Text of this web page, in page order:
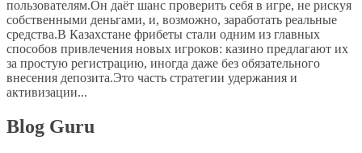
пользователям.Он даёт шанс проверить себя в игре, не рискуя
собственными деньгами, и, возможно, заработать реальные
средства.В Казахстане фрибеты стали одним из главных
способов привлечения новых игроков: казино предлагают их
за простую регистрацию, иногда даже без обязательного
внесения депозита.Это часть стратегии удержания и
активизации...
Blog Guru